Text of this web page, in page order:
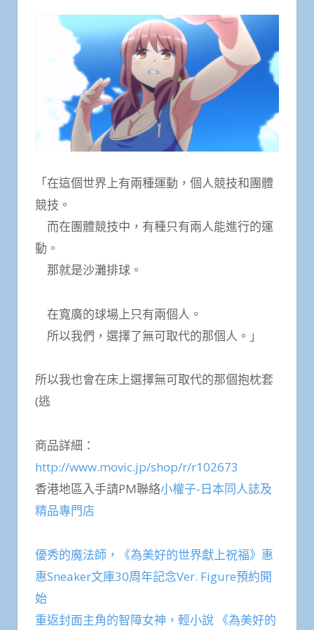
「在這個世界上有兩種運動，個人競技和團體
競技。
而在團體競技中，有種只有兩人能進行的運
動。
那就是沙灘排球。
在寬廣的球場上只有兩個人。
所以我們，選擇了無可取代的那個人。」
所以我也會在床上選擇無可取代的那個抱枕套
(逃
商品詳細：
http://www.movic.jp/shop/r/r102673
香港地區入手請PM聯絡小權子-日本同人誌及
精品專門店
優秀的魔法師，《為美好的世界獻上祝福》惠
惠Sneaker文庫30周年記念Ver. Figure預約開
始
重返封面主角的智障女神，輕小說 《為美好的